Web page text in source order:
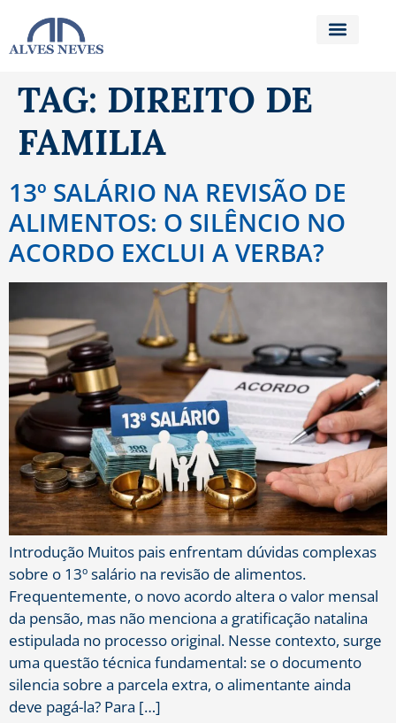
TAG: DIREITO DE
FAMILIA
13º SALÁRIO NA REVISÃO DE
ALIMENTOS: O SILÊNCIO NO
ACORDO EXCLUI A VERBA?
Introdução Muitos pais enfrentam dúvidas complexas
sobre o 13º salário na revisão de alimentos.
Frequentemente, o novo acordo altera o valor mensal
da pensão, mas não menciona a gratificação natalina
estipulada no processo original. Nesse contexto, surge
uma questão técnica fundamental: se o documento
silencia sobre a parcela extra, o alimentante ainda
deve pagá-la? Para […]